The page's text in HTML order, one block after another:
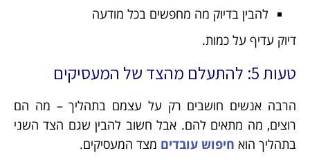
להבין בדיוק מה מחפשים בכל מודעה
דיוק עדיף על כמות.
טעות 5: להתעלם מהצד של המעסיקים
הרבה אנשים חושבים רק על עצמם בתהליך – מה הם
רוצים, מה מתאים להם. אבל חשוב להבין שגם הצד השני
בתהליך הוא חיפוש עובדים מצד המעסיקים.